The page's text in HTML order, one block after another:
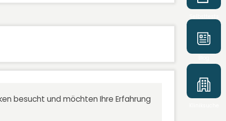
besucht und möchten Ihre Erfahrung